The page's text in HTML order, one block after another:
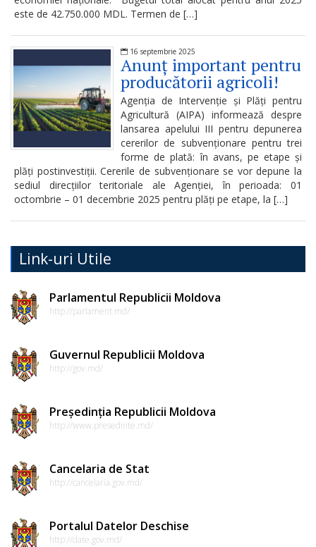
publice
Inițierea
elaborării
proiectelor
de
decizii
Sinteza
recomandărilor
proiectele
decizii
de
Deciziile
de
consiliul
raional
este de 42.750.000 MDL. Termen de […]
16 septembrie 2025
Anunț important pentru
producătorii agricoli!
Agenția de Intervenție și Plăți pentru
Agricultură (AIPA) informează despre
lansarea apelului III pentru depunerea
cererilor de subvenționare pentru trei
forme de plată: în avans, pe etape și
plăți postinvestiții. Cererile de subvenționare se vor depune la
sediul direcțiilor teritoriale ale Agenției, în perioada: 01
octombrie – 01 decembrie 2025 pentru plăți pe etape, la […]
Link-uri Utile
Parlamentul Republicii Moldova
http://parlament.md/
Guvernul Republicii Moldova
http://gov.md/
Președinția Republicii Moldova
http://www.presedinte.md/
Cancelaria de Stat
http://cancelaria.gov.md/
Portalul Datelor Deschise
http://date.gov.md/